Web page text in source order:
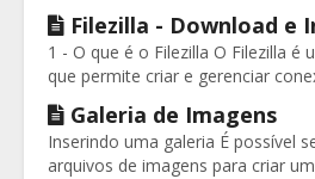
Filezilla - Download e
1 - O que é o Filezilla O Filezilla é
que permite criar e gerenciar
Galeria de Imagens
Inserindo uma galeria É possível
arquivos de imagens para criar